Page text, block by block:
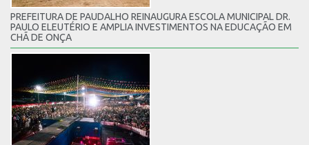
PREFEITURA DE PAUDALHO REINAUGURA ESCOLA MUNICIPAL DR.
PAULO ELEUTÉRIO E AMPLIA INVESTIMENTOS NA EDUCAÇÃO EM
CHÃ DE ONÇA